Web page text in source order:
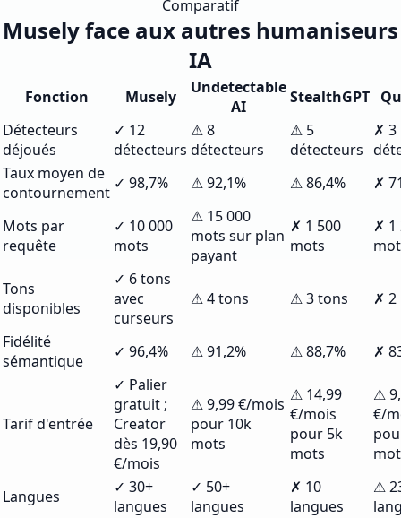
Comparatif
Musely face aux autres humaniseurs
IA
Fonction Musely
Undetectable
AI
StealthGPT
Détecteurs
déjoués
✓ 12
détecteurs
⚠ 8
détecteurs
⚠ 5
détecteurs
✗ 3
Taux moyen de
contournement ✓ 98,7% ⚠ 92,1% ⚠ 86,4% ✗
Mots par
requête
✓ 10 000
mots
⚠ 15 000
mots sur plan
payant
✗ 1 500
mots
✗ 1
Tons
disponibles
✓ 6 tons
avec
curseurs
⚠ 4 tons ⚠ 3 tons ✗ 2
Fidélité
sémantique
✓ 96,4% ⚠ 91,2% ⚠ 88,7% ✗
Tarif d'entrée
✓ Palier
gratuit ;
Creator
dès 19,90
€/mois
⚠ 9,99 €/mois
pour 10k
mots
⚠ 14,99
€/mois
pour 5k
mots
⚠
€/
Langues
✓ 30+
langues
✓ 50+
langues
✗ 10
langues
⚠